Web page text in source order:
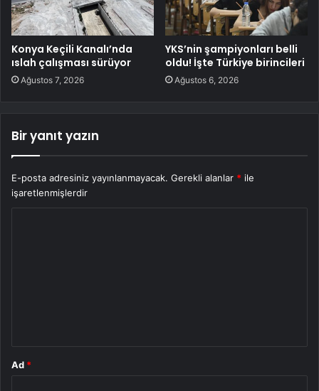
Konya Keçili Kanalı’nda
ıslah çalışması sürüyor
Ağustos 7, 2026
YKS’nin şampiyonları belli
oldu! İşte Türkiye birincileri
Ağustos 6, 2026
Bir yanıt yazın
E-posta adresiniz yayınlanmayacak. Gerekli alanlar * ile
işaretlenmişlerdir
Ad *